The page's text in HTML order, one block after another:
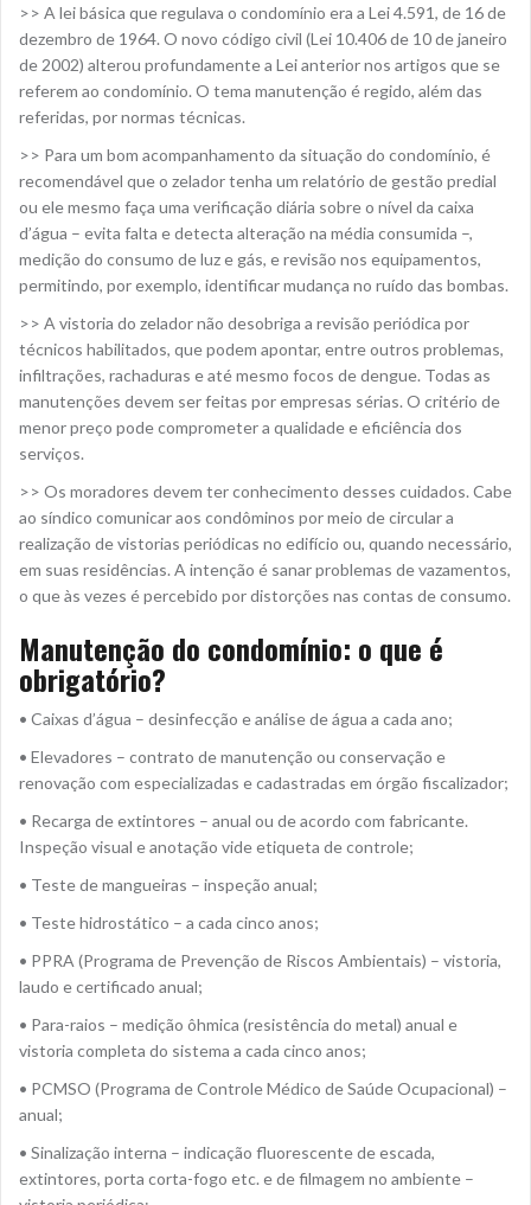
>> A lei básica que regulava o condomínio era a Lei 4.591, de 16 de
dezembro de 1964. O novo código civil (Lei 10.406 de 10 de janeiro
de 2002) alterou profundamente a Lei anterior nos artigos que se
referem ao condomínio. O tema manutenção é regido, além das
referidas, por normas técnicas.
>> Para um bom acompanhamento da situação do condomínio, é
recomendável que o zelador tenha um relatório de gestão predial
ou ele mesmo faça uma verificação diária sobre o nível da caixa
d’água – evita falta e detecta alteração na média consumida –,
medição do consumo de luz e gás, e revisão nos equipamentos,
permitindo, por exemplo, identificar mudança no ruído das bombas.
>> A vistoria do zelador não desobriga a revisão periódica por
técnicos habilitados, que podem apontar, entre outros problemas,
infiltrações, rachaduras e até mesmo focos de dengue. Todas as
manutenções devem ser feitas por empresas sérias. O critério de
menor preço pode comprometer a qualidade e eficiência dos
serviços.
>> Os moradores devem ter conhecimento desses cuidados. Cabe
ao síndico comunicar aos condôminos por meio de circular a
realização de vistorias periódicas no edifício ou, quando necessário,
em suas residências. A intenção é sanar problemas de vazamentos,
o que às vezes é percebido por distorções nas contas de consumo.
Manutenção do condomínio: o que é
obrigatório?
• Caixas d’água – desinfecção e análise de água a cada ano;
• Elevadores – contrato de manutenção ou conservação e
renovação com especializadas e cadastradas em órgão fiscalizador;
• Recarga de extintores – anual ou de acordo com fabricante.
Inspeção visual e anotação vide etiqueta de controle;
• Teste de mangueiras – inspeção anual;
• Teste hidrostático – a cada cinco anos;
• PPRA (Programa de Prevenção de Riscos Ambientais) – vistoria,
laudo e certificado anual;
• Para-raios – medição ôhmica (resistência do metal) anual e
vistoria completa do sistema a cada cinco anos;
• PCMSO (Programa de Controle Médico de Saúde Ocupacional) –
anual;
• Sinalização interna – indicação fluorescente de escada,
extintores, porta corta-fogo etc. e de filmagem no ambiente –